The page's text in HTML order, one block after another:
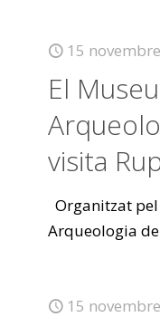
15
El
visita
Organitzat
Arqueologia
15